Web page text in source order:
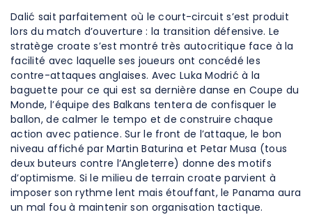
Dalić sait parfaitement où le court-circuit s’est produit
lors du match d’ouverture : la transition défensive. Le
stratège croate s’est montré très autocritique face à la
facilité avec laquelle ses joueurs ont concédé les
contre-attaques anglaises. Avec Luka Modrić à la
baguette pour ce qui est sa dernière danse en Coupe du
Monde, l’équipe des Balkans tentera de confisquer le
ballon, de calmer le tempo et de construire chaque
action avec patience. Sur le front de l’attaque, le bon
niveau affiché par Martin Baturina et Petar Musa (tous
deux buteurs contre l’Angleterre) donne des motifs
d’optimisme. Si le milieu de terrain croate parvient à
imposer son rythme lent mais étouffant, le Panama aura
un mal fou à maintenir son organisation tactique.